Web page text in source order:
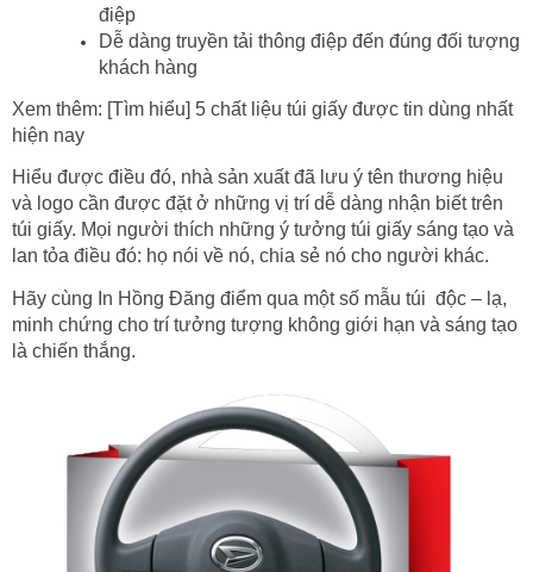
điệp
Dễ dàng truyền tải thông điệp đến đúng đối tượng
khách hàng
Xem thêm: [Tìm hiểu] 5 chất liệu túi giấy được tin dùng nhất
hiện nay
Hiểu được điều đó, nhà sản xuất đã lưu ý tên thương hiệu
và logo cần được đặt ở những vị trí dễ dàng nhận biết trên
túi giấy. Mọi người thích những ý tưởng túi giấy sáng tạo và
lan tỏa điều đó: họ nói về nó, chia sẻ nó cho người khác.
Hãy cùng In Hồng Đăng điểm qua một số mẫu túi độc – lạ,
minh chứng cho trí tưởng tượng không giới hạn và sáng tạo
là chiến thắng.